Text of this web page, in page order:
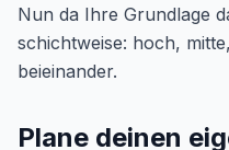
Nun da Ihre Grundlage
schichtweise: hoch,
beieinander.
Plane deinen